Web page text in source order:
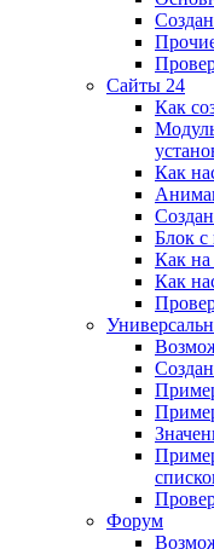
Сайты 24
Как
Как
Блок с
Как на
Как
Форум